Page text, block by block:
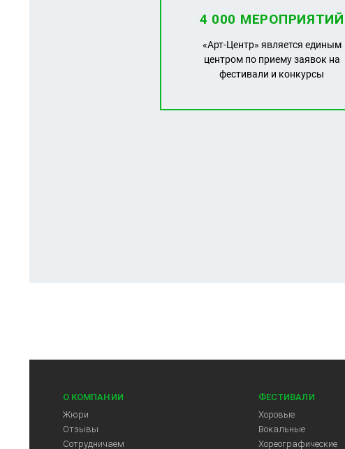
4 000 МЕРОПРИЯТИЙ
«Арт-Центр» является единым
центром по приему заявок на
фестивали и конкурсы
О КОМПАНИИ
Жюри
Отзывы
Сотрудничаем
ФЕСТИВАЛИ
Хоровые
Вокальные
Хореографические